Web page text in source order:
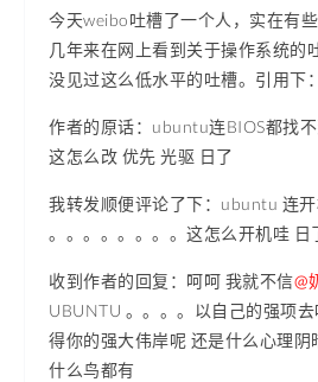
今天weibo吐槽了一个人，实在有
几年来在网上看到关于操作系统的
没见过这么低水平的吐槽。引用下：
作者的原话：ubuntu连BIOS都找不
这怎么改 优先 光驱 日了
我转发顺便评论了下：ubuntu 连
。。。。。。。。这怎么开机哇 日
收到作者的回复：呵呵 我就不信@
UBUNTU 。。。。以自己的强项
得你的强大伟岸呢 还是什么心理阴
什么鸟都有